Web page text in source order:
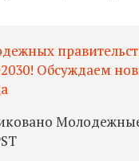
Обсуждаем